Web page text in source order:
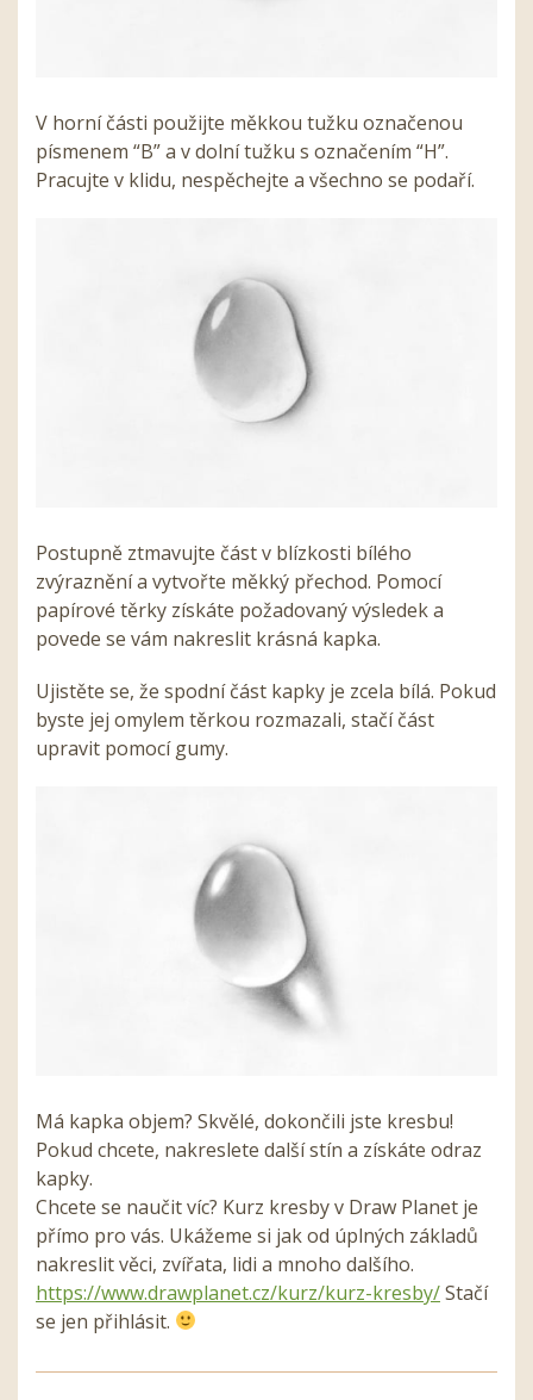
V horní části použijte měkkou tužku označenou
písmenem “B” a v dolní tužku s označením “H”.
Pracujte v klidu, nespěchejte a všechno se podaří.
Postupně ztmavujte část v blízkosti bílého
zvýraznění a vytvořte měkký přechod. Pomocí
papírové těrky získáte požadovaný výsledek a
povede se vám nakreslit krásná kapka.
Ujistěte se, že spodní část kapky je zcela bílá. Pokud
byste jej omylem těrkou rozmazali, stačí část
upravit pomocí gumy.
Má kapka objem? Skvělé, dokončili jste kresbu!
Pokud chcete, nakreslete další stín a získáte odraz
kapky.
Chcete se naučit víc? Kurz kresby v Draw Planet je
přímo pro vás. Ukážeme si jak od úplných základů
nakreslit věci, zvířata, lidi a mnoho dalšího.
https://www.drawplanet.cz/kurz/kurz-kresby/Stačí
se jen přihlásit.